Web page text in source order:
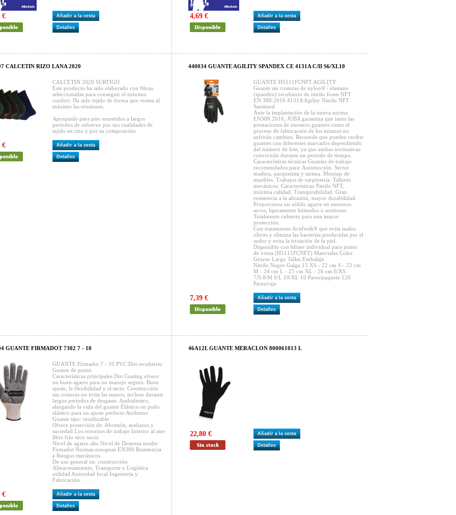
€ Añadir a la cesta
Detalles
4,69 € Añadir a la cesta
Detalles
CALCETIN RIZO LANA 2020
CALCETIN 2020 SURTIGO
Este producto ha sido elaborado con fibras
seleccionadas para conseguir el máximo
confort. Ha sido tejido de forma que resista al
máximo las erosiones.
Apropiado para pies sometidos a largos
períodos de esfuerzo por sus cualidades de
tejido en rizo y por su composición.
€ Añadir a la cesta
Detalles
440034 GUANTE AGILITY SPANDEX CE 4131A C/II S6/XL10
GUANTE H5111FCNFT AGILITY
Guante sin costuras de nylon® / elastano
(spandex) recubierto de nitrilo foam NFT
EN 388:2016 4131A Agility Nitrilo NFT
Sanitized
Ante la implantación de la nueva norma
EN388:2016, JUBA garantiza que tanto las
prestaciones de nuestros guantes como el
proceso de fabricación de los mismos no
sufrirán cambios. Recuerde que pueden recibir
guantes con diferentes marcados dependiendo
del número de lote, ya que ambas normativas
convivirán durante un periodo de tiempo.
Características técnicas Guantes de trabajo
recomendados para: Automoción. Sector
madera, parquetista y tarima. Montaje de
muebles. Trabajos de carpintería. Talleres
mecánicos. Características Nitrilo NFT,
máxima calidad. Transpirabilidad. Gran
resistencia a la abrasión, mayor durabilidad.
Proporciona un sólido agarre en entornos
secos, ligeramente húmedos o aceitosos.
Totalmente cubierto para una mayor
protección.
Con tratamiento Actifresh® que evita malos
olores y elimina las bacterias producidas por el
sudor y evita la irritación de la piel.
Disponible con blíster individual para punto
de venta (H5111FCNFT) Materiales Color
Grueso Largo Tallas Embalaje
Nitrilo Negro Galga 15 XS - 22 cm S - 23 cm
M - 24 cm L - 25 cm XL - 26 cm 6/XS
7/S 8/M 9/L 10/XL 10 Pares/paquete 120
Pares/caja
7,39 € Añadir a la cesta
Detalles
GUANTE FIRMADOT 7302 7 - 10
GUANTE Firmadot 7 - 10 PVC Dot recubierto
Guante de punto
Características principales Dot Coating ofrece
un buen agarre para un manejo seguro. Buen
ajuste, la flexibilidad y el tacto. Construcción
sin costuras no irrita las manos, incluso durante
largos períodos de desgaste. Ambidiestro,
alargando la vida del guante Elástico en puño
elástico para un ajuste perfecto Atributos
Guante tipo: reutilizable
Ofrece protección de: Abrasión, arañazos y
suciedad Los entornos de trabajo Interior al aire
libre frío seco sucio
Nivel de agarre alto Nivel de Destreza medio
Firmadot Normas europeas EN388 Resistencia
a Riesgos mecánicos
De uso general en: construcción
Almacenamiento, Transporte y Logística
utilidad Autoridad local Ingeniería y
Fabricación
€ Añadir a la cesta
Detalles
46A12L GUANTE MERACLON 800061013 L
22,80 € Añadir a la cesta
Detalles